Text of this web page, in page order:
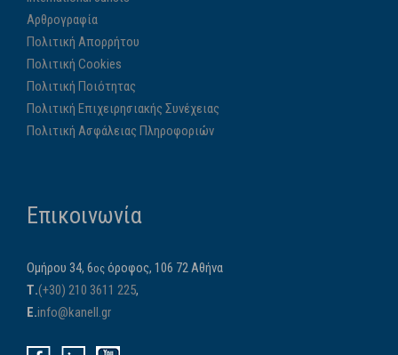
Αρθρογραφία
Πολιτική Απορρήτου
Πολιτική Cookies
Πολιτική Ποιότητας
Πολιτική Επιχειρησιακής Συνέχειας
Πολιτική Ασφάλειας Πληροφοριών
Επικοινωνία
Ομήρου 34, 6ος όροφος, 106 72 Αθήνα
Τ.(+30) 210 3611 225,
E.info@kanell.gr